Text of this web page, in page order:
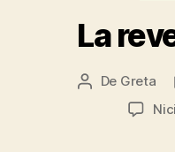
La
Autor
De Greta